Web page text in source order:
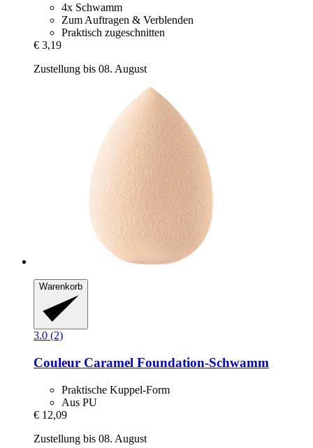
4x Schwamm
Zum Auftragen & Verblenden
Praktisch zugeschnitten
€ 3,19
Zustellung bis 08. August
Warenkorb
3.0 (2)
Couleur Caramel Foundation-​Schwamm
Praktische Kuppel-Form
Aus PU
€ 12,09
Zustellung bis 08. August